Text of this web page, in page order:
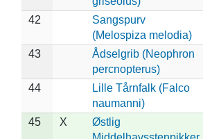
42
Sangspurv
(Melospiza melodia)
43
Ådselgrib (Neophron
percnopterus)
44
Lille Tårnfalk (Falco
naumanni)
45 X
Østlig